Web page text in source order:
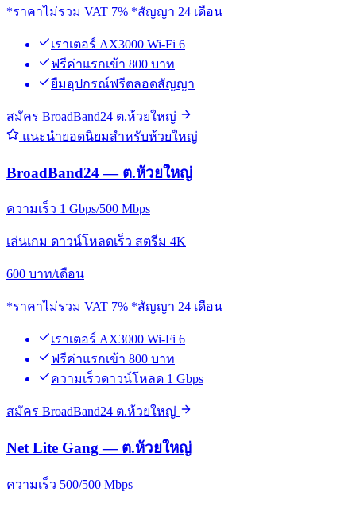
*ราคาไม่รวม VAT 7% *สัญญา 24 เดือน
เราเตอร์ AX3000 Wi-Fi 6
ฟรีค่าแรกเข้า 800 บาท
ยืมอุปกรณ์ฟรีตลอดสัญญา
สมัคร BroadBand24 ต.ห้วยใหญ่
แนะนำยอดนิยมสำหรับห้วยใหญ่
BroadBand24 — ต.ห้วยใหญ่
ความเร็ว 1 Gbps/500 Mbps
เล่นเกม ดาวน์โหลดเร็ว สตรีม 4K
600 บาท/เดือน
*ราคาไม่รวม VAT 7% *สัญญา 24 เดือน
เราเตอร์ AX3000 Wi-Fi 6
ฟรีค่าแรกเข้า 800 บาท
ความเร็วดาวน์โหลด 1 Gbps
สมัคร BroadBand24 ต.ห้วยใหญ่
Net Lite Gang — ต.ห้วยใหญ่
ความเร็ว 500/500 Mbps